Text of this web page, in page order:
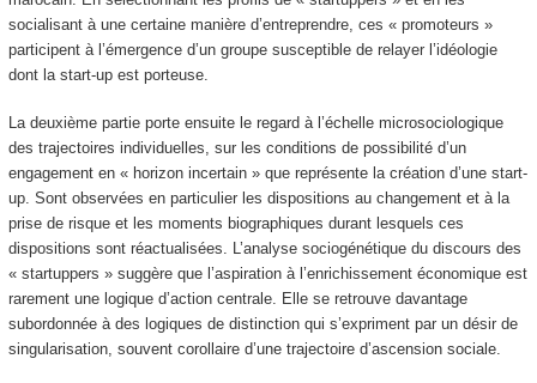
socialisant à une certaine manière d’entreprendre, ces « promoteurs »
participent à l’émergence d’un groupe susceptible de relayer l’idéologie
dont la start-up est porteuse.
La deuxième partie porte ensuite le regard à l’échelle microsociologique
des trajectoires individuelles, sur les conditions de possibilité d’un
engagement en « horizon incertain » que représente la création d’une start-
up. Sont observées en particulier les dispositions au changement et à la
prise de risque et les moments biographiques durant lesquels ces
dispositions sont réactualisées. L’analyse sociogénétique du discours des
« startuppers » suggère que l’aspiration à l’enrichissement économique est
rarement une logique d’action centrale. Elle se retrouve davantage
subordonnée à des logiques de distinction qui s’expriment par un désir de
singularisation, souvent corollaire d’une trajectoire d’ascension sociale.